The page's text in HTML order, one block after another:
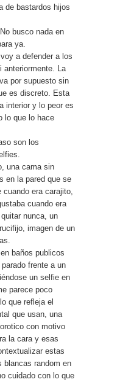
de bastardos hijos
busco nada en
ya.
a defender a los
anteriormente. La
por supuesto sin
es discreto. Esta
interior y lo peor es
lo que lo hace
son los
una cama sin
en la pared que se
era carajito,
cuando era
nunca, un
imagen de un
baños publicos
frente a un
un selfie en
parece poco
que refleja el
que usan, una
con motivo
la cara y esas
estas
blancas random en
cuidado con lo que